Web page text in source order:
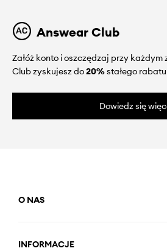
Answear Club
Załóż konto i oszczędzaj przy każdym
Club zyskujesz do20%stałego
Dowiedz się
O NAS
INFORMACJE